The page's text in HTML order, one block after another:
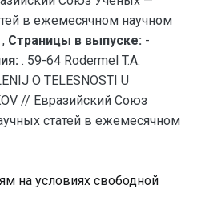
в ежемесячном научном
, Страницы в выпуске: -
. 59-64 Rodermel T.A.
O TELESNOSTI U
// Евразийский Союз
статей в ежемесячном
на условиях свободной